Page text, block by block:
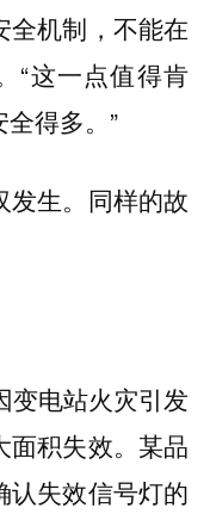
全机制，不能在
“这一点值得肯
得多。”
发生。同样的故
变电站火灾引发
面积失效。某品
认失效信号灯的